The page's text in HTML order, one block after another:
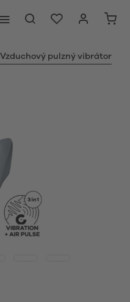
Vzduchový pulzný vibrátor